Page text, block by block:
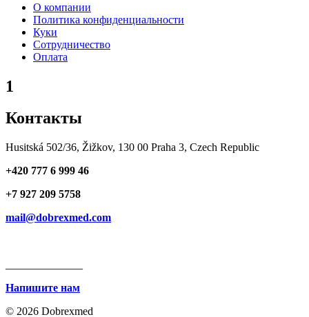
О компании
Политика конфиденциальности
Куки
Сотрудничество
Оплата
1
Контакты
Husitská 502/36, Žižkov, 130 00 Praha 3, Czech Republic
+420 777 6 999 46
+7 927 209 5758
mail@dobrexmed.com
Напишите нам
© 2026 Dobrexmed